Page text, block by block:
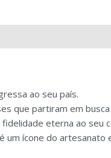
ao seu país.
que partiram em
eterna ao seu
um ícone do